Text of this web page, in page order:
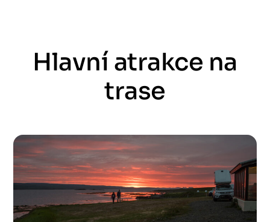
Hlavní atrakce na
trase